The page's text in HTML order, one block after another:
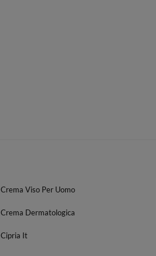
Crema Viso Per Uomo
Crema Dermatologica
Cipria It